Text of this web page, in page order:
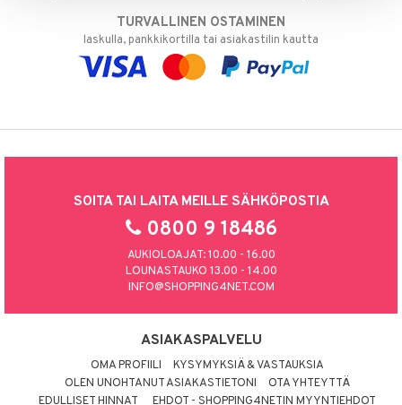
TURVALLINEN OSTAMINEN
laskulla, pankkikortilla tai asiakastilin kautta
SOITA TAI LAITA MEILLE SÄHKÖPOSTIA
0800 9 18486
AUKIOLOAJAT: 10.00 - 16.00
LOUNASTAUKO 13.00 - 14.00
INFO@SHOPPING4NET.COM
ASIAKASPALVELU
OMA PROFIILI
KYSYMYKSIÄ & VASTAUKSIA
OLEN UNOHTANUT ASIAKASTIETONI
OTA YHTEYTTÄ
EDULLISET HINNAT
EHDOT - SHOPPING4NETIN MYYNTIEHDOT